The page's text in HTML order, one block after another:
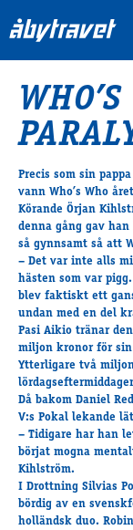
Köp biljett
Travprogrammet
Bra att veta
Restauranger
Catering by Lyon
Hotell nära oss
Nybörjar­guide
Presentkort
Tävlingsdagar
FAQ
Travkonferens
Exponering &
Aktiviteter
Precis som sin
vann Who’s Who
Körande Örjan
denna gång gav
så gynnsamt så att
– Det var inte alls
hästen som var
blev faktiskt ett
undan med en del
Pasi Aikio tränar
miljon kronor för sin
Ytterligare två
Då bakom Daniel
V:s Pokal lekande
– Tidigare har han
börjat mogna
Kihlström.
I Drottning Silvias
bördig av en
holländsk duo.